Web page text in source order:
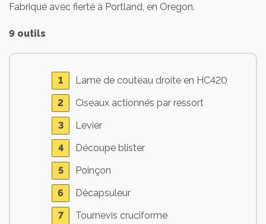
Fabriqué avec fierté à Portland, en Oregon.
9 outils
Lame de couteau droite en HC420
Ciseaux actionnés par ressort
Levier
Découpe blister
Poinçon
Décapsuleur
Tournevis cruciforme